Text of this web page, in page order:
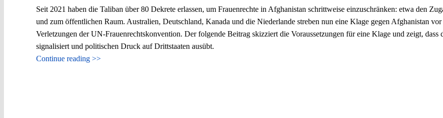
Seit 2021 haben die Taliban über 80 Dekrete erlassen, um Frauenrechte in Afghanistan schrittweise einzuschränken: etwa den
und zum öffentlichen Raum. Australien, Deutschland, Kanada und die Niederlande streben nun eine Klage gegen Afghanistan
Verletzungen der UN-Frauenrechtskonvention. Der folgende Beitrag skizziert die Voraussetzungen für eine Klage und zeigt, dass
signalisiert und politischen Druck auf Drittstaaten ausübt.
Continue reading >>